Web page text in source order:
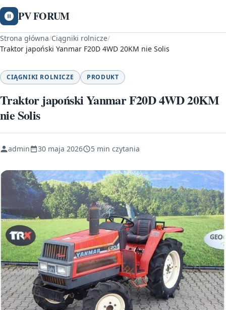
PV FORUM
Strona główna/Ciągniki rolnicze/
Traktor japoński Yanmar F20D 4WD 20KM nie Solis
CIĄGNIKI ROLNICZE PRODUKT
Traktor japoński Yanmar F20D 4WD 20KM
nie Solis
admin 30 maja 2026 5 min czytania